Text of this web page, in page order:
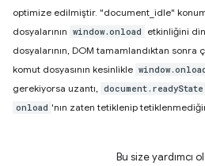
optimize edilmiştir. "document_idle"
dosyalarının window.onload
etkinliğini
dosyalarının, DOM tamamlandıktan sonra
komut dosyasının kesinlikle
gerekiyorsa uzantı, document.readyState
onload 'nın zaten tetiklenip
Bu size yardımcı